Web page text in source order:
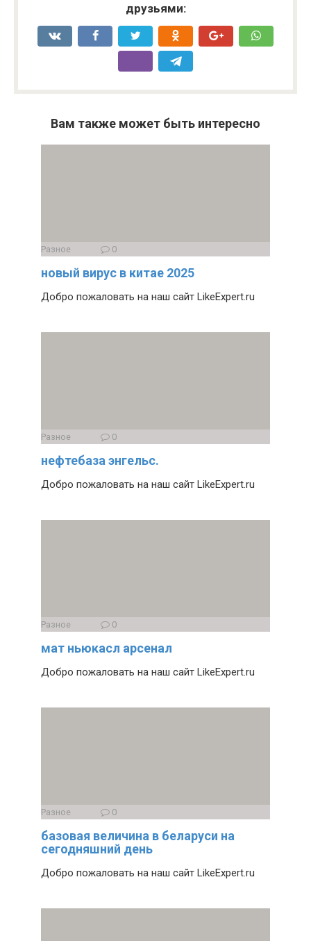
друзьями:
Вам также может быть интересно
Разное 0
новый вирус в китае 2025
Добро пожаловать на наш сайт LikeExpert.ru
Разное 0
нефтебаза энгельс.
Добро пожаловать на наш сайт LikeExpert.ru
Разное 0
мат ньюкасл арсенал
Добро пожаловать на наш сайт LikeExpert.ru
Разное 0
базовая величина в беларуси на
сегодняшний день
Добро пожаловать на наш сайт LikeExpert.ru